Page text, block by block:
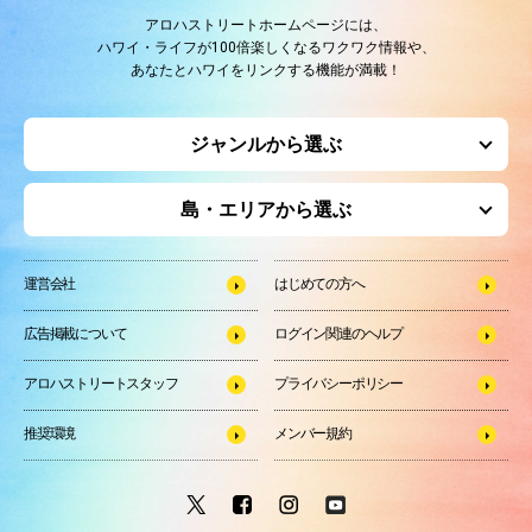
アロハストリートホームページには、
ハワイ・ライフが100倍楽しくなるワクワク情報や、
あなたとハワイをリンクする機能が満載！
ジャンルから選ぶ
島・エリアから選ぶ
運営会社 はじめての方へ
広告掲載について ログイン関連のヘルプ
アロハストリートスタッフ プライバシーポリシー
推奨環境 メンバー規約